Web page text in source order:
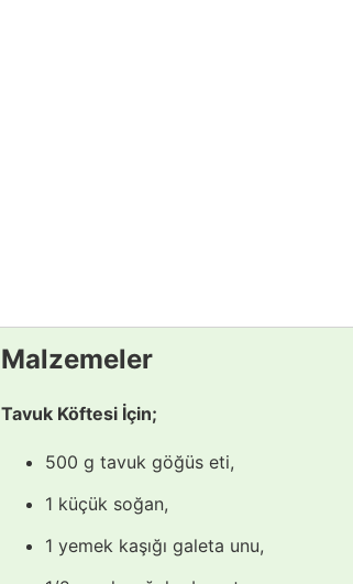
Malzemeler
Tavuk Köftesi İçin;
500 g tavuk göğüs eti,
1 küçük soğan,
1 yemek kaşığı galeta unu,